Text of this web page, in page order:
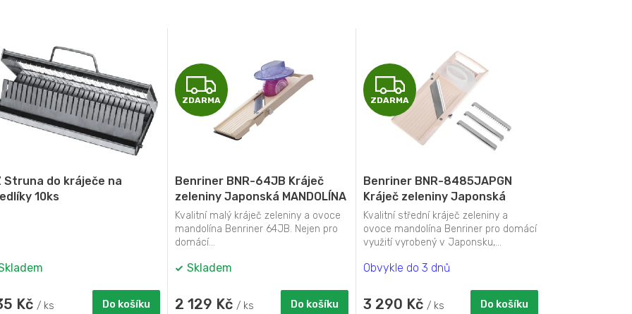
Struna do kráječe na
10ks
Kč / ks Do košíku
Z
D
A
R
M
A
ZDARMA
Benriner BNR-64JB Kráječ
zeleniny Japonská MANDOLÍNA
benriner premium 64 mm
Kvalitní malý kráječ zeleniny a ovoce
mandolína Benriner 64JB. Nejen pro
domácí...
Skladem
2 129 Kč / ks Do košíku
Z
D
A
R
M
A
ZDARMA
Benriner BNR-8485JAPGN
Kráječ zeleniny Japonská
MANDOLÍNA super benriner
standart 95 mm
Kvalitní střední kráječ zeleniny a
ovoce mandolína Benriner pro domácí
využití vyrobený v Japonsku,...
Obvykle do 3 dnů
3 290 Kč/ ks Do košíku